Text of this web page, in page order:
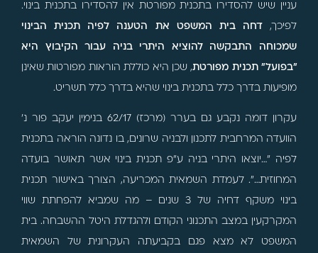
עניין שיש להסדירו בתכנית מפורטת אין להסדירו בתכנית בינוי.
לפיכך,דחה בית המשפט את הטענה לפיה תכנית הבינוי
שמכוחה התבקשה להוציא היתרי בניה עבור הקיבוץ היא
"בפועל" תכנית מפורטת, שכן היא כוללת הוראות מפורטות שאינן
מופיעות בדרך כלל בתכנית בינוי שהיא בדרך כלל תשריט.
עקרון דומה נקבע גם בערר (מרכז) 62/17 בנימין יעקב פור נ'
הוועדה המרחבית לתכנון ולבניה שרונים, בו נדונה הוראה בתכנית
לפיה "…יוצאו היתרי בניה ע"פ תכנית בינוי אשר תאושר בועדה
המחוזית…". לעמדת השמאית המכריעה, הצורך באישור תכנית
בינוי משקף דחיה של 3 שנים – מה שמביא להפחתת שווי
המקרקעין במצב התכנוני הקודם ולהגדלת היטל ההשבחה. בית
המשפט לא מצא פגם בקביעתה העקרונית של השמאית